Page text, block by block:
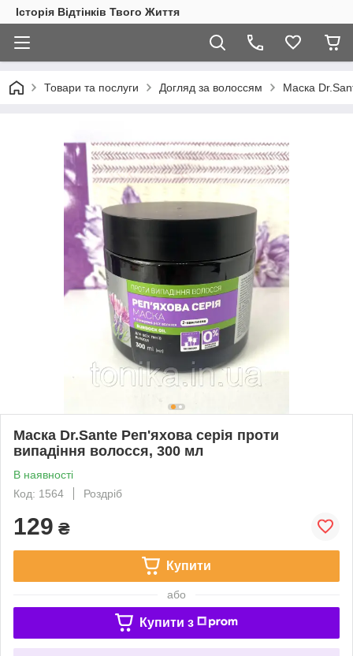
Історія Відтінків Твого Життя
Товари та послуги Догляд за волоссям Маска
Маска Dr.Sante Реп'яхова серія проти
випадіння волосся, 300 мл
В наявності
Код: 1564
Роздріб
129 ₴
Купити
або
Купити з